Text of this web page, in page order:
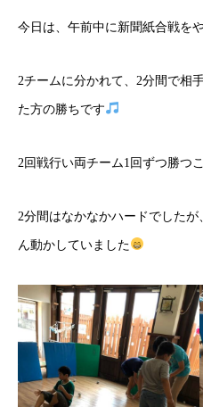
今日は、午前中に新聞紙合戦を
2チームに分かれて、2分間で相
た方の勝ちです
2回戦行い両チーム1回ずつ勝つ
2分間はなかなかハードでした
ん動かしていました